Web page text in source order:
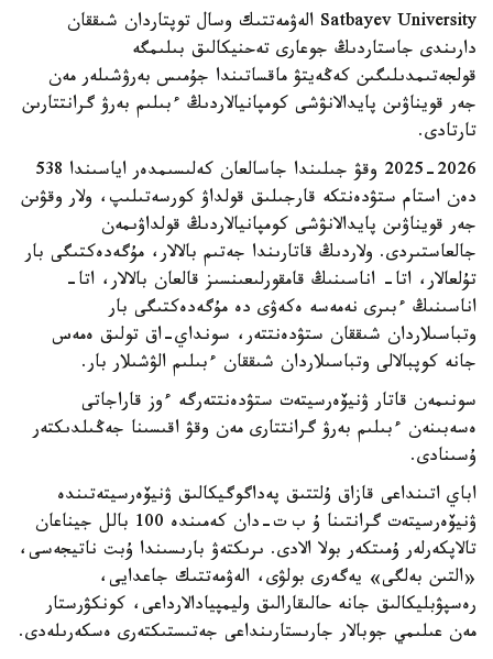
Satbayev University الەۋمەتتىك وسال توپتاردان شىققان
دارىندى جاستاردىڭ جوعارى تەحنيكالىق بىلىمگە
قولجەتىمدىلىگىن كەڭەيتۋ ماقساتىندا جۇمىس بەرۋشىلەر مەن
جەر قويناۋىن پايدالانۋشى كومپانيالاردىڭ ءبىلىم بەرۋ گرانتتارىن
تارتادى.
2025-2026 وقۋ جىلىندا جاسالعان كەلىسىمدەر اياسىندا 538
دەن استام ستۋدەنتكە قارجىلىق قولداۋ كورسەتىلىپ، ولار وقۋىن
جەر قويناۋىن پايدالانۋشى كومپانيالاردىڭ قولداۋىمەن
جالعاستىردى. ولاردىڭ قاتارىندا جەتىم بالالار، مۇگەدەكتىگى بار
تۇلعالار، اتا- اناسىنىڭ قامقورلىعىنسىز قالعان بالالار، اتا-
اناسىنىڭ ءبىرى نەمەسە ەكەۋى دە مۇگەدەكتىگى بار
وتباسىلاردان شىققان ستۋدەنتتەر، سونداي-اق تولىق ەمەس
جانە كوپبالالى وتباسىلاردان شىققان ءبىلىم الۋشىلار بار.
سونىمەن قاتار ۋنيۆەرسيتەت ستۋدەنتتەرگە ءوز قاراجاتى
ەسەبىنەن ءبىلىم بەرۋ گرانتتارى مەن وقۋ اقىسىنا جەڭىلدىكتەر
ۇسىنادى.
اباي اتىنداعى قازاق ۇلتتىق پەداگوگيكالىق ۋنيۆەرسيتەتىندە
ۋنيۆەرسيتەت گرانتىنا ۇ ب ت-دان كەمىندە 100 بالل جيناعان
تالاپكەرلەر ۇمىتكەر بولا الادى. ىرىكتەۋ بارىسىندا ۇبت ناتيجەسى،
«التىن بەلگى» يەگەرى بولۋى، الەۋمەتتىك جاعدايى،
رەسپۋبليكالىق جانە حالىقارالىق وليمپيادالارداعى، كونكۋرستار
مەن عىلىمي جوبالار جارىستارىنداعى جەتىستىكتەرى ەسكەرىلەدى.